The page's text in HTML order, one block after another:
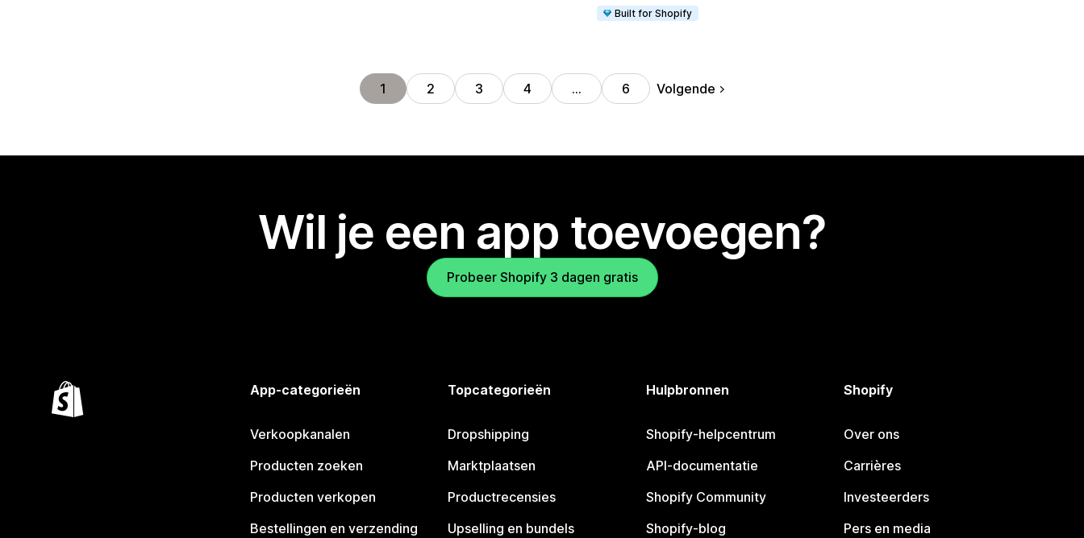
Built for Shopify
1 2 3 4 … 6 Volgende
Wil je een app toevoegen?
Probeer Shopify 3 dagen gratis
App-categorieën
Verkoopkanalen
Producten zoeken
Producten verkopen
Bestellingen en verzending
Topcategorieën
Dropshipping
Marktplaatsen
Productrecensies
Upselling en bundels
Hulpbronnen
Shopify-helpcentrum
API-documentatie
Shopify Community
Shopify-blog
Shopify
Over ons
Carrières
Investeerders
Pers en media